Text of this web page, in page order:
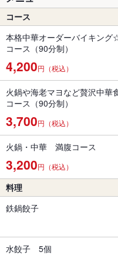
コース
本格中華オーダーバイキン
コース（90分制）
4,200円（税込）
火鍋や海老マヨなど贅沢中
コース（90分制）
3,700円（税込）
火鍋・中華 満腹コース
3,200円（税込）
料理
鉄鍋餃子
水餃子 5個